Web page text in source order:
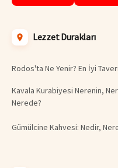
Lezzet Durakları
Rodos'ta Ne Yenir? En İyi
Kavala Kurabiyesi Nerenin,
Nerede?
Gümülcine Kahvesi: Nedir,